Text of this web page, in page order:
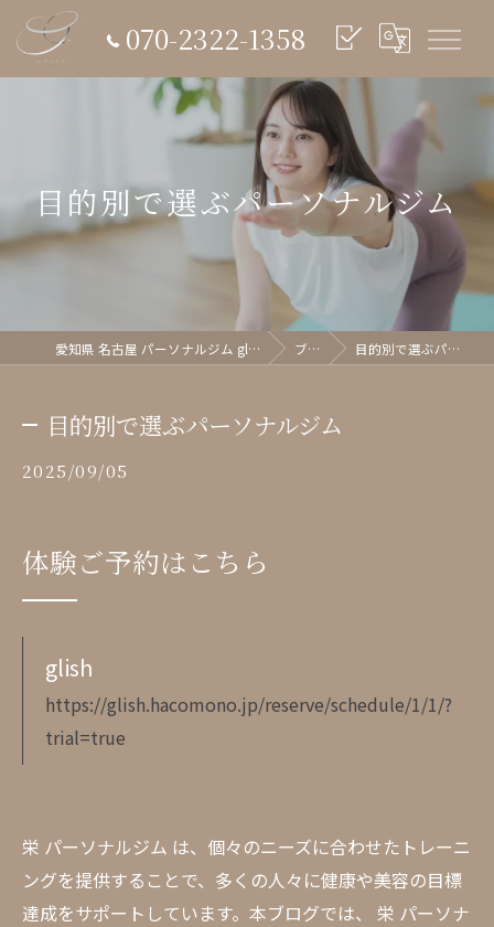
070-2322-1358
目的別で選ぶパーソナルジム
愛知県 名古屋 パーソナルジム glish《グリッシュ》 ブログ 目的別で選ぶパーソナルジム
目的別で選ぶパーソナルジム
2025/09/05
体験ご予約はこちら
glish
https://glish.hacomono.jp/reserve/schedule/1/1/?
trial=true
栄 パーソナルジム は、個々のニーズに合わせたトレーニ
ングを提供することで、多くの人々に健康や美容の目標
達成をサポートしています。本ブログでは、 栄 パーソナ